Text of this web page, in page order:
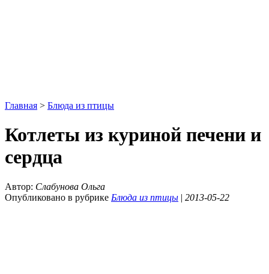
Главная > Блюда из птицы
Котлеты из куриной печени и
сердца
Автор: Слабунова Ольга
Опубликовано в рубрике Блюда из птицы | 2013-05-22